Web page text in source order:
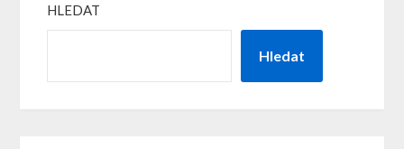
HLEDAT
Hledat